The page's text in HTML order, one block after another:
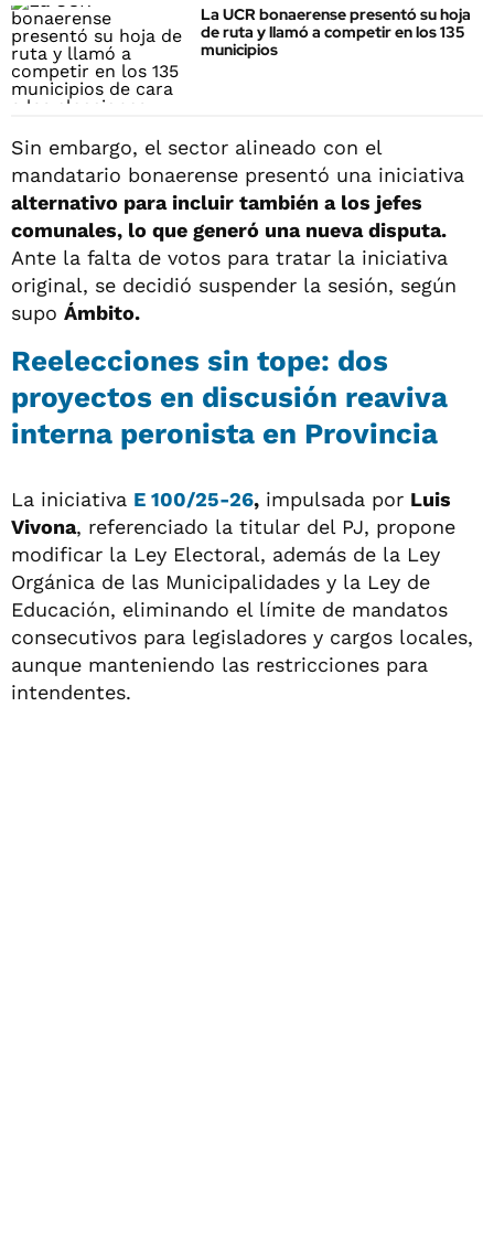
La UCR bonaerense presentó su hoja
de ruta y llamó a competir en los 135
municipios
Sin embargo, el sector alineado con el
mandatario bonaerense presentó una iniciativa
alternativo para incluir también a los jefes
comunales, lo que generó una nueva disputa.
Ante la falta de votos para tratar la iniciativa
original, se decidió suspender la sesión, según
supo Ámbito.
Reelecciones sin tope: dos
proyectos en discusión reaviva
interna peronista en Provincia
La iniciativa E 100/25-26, impulsada por Luis
Vivona, referenciado la titular del PJ, propone
modificar la Ley Electoral, además de la Ley
Orgánica de las Municipalidades y la Ley de
Educación, eliminando el límite de mandatos
consecutivos para legisladores y cargos locales,
aunque manteniendo las restricciones para
intendentes.